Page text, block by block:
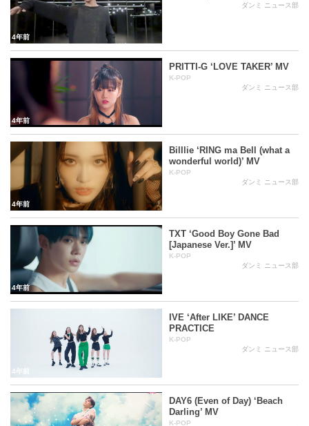
4年前
ダンミ ニュース部
4年前
PRITTI-G ‘LOVE TAKER’ MV
K-POP
ダンミ ニュース部
4年前
Billlie ‘RING ma Bell (what a
wonderful world)’ MV
K-POP
ダンミ ニュース部
4年前
TXT ‘Good Boy Gone Bad
[Japanese Ver.]’ MV
K-POP
ダンミ ニュース部
4年前
IVE ‘After LIKE’ DANCE
PRACTICE
K-POP
ダンミ ニュース部
DAY6 (Even of Day) ‘Beach
Darling’ MV
K-POP